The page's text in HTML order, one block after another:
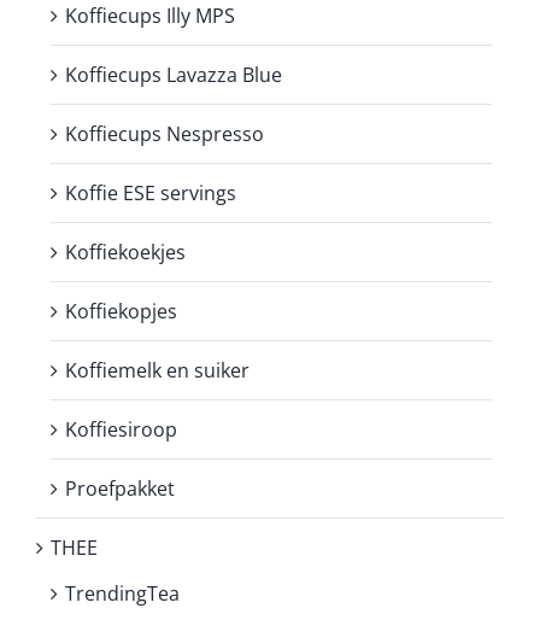
Koffiecups Illy MPS
Koffiecups Lavazza Blue
Koffiecups Nespresso
Koffie ESE servings
Koffiekoekjes
Koffiekopjes
Koffiemelk en suiker
Koffiesiroop
Proefpakket
THEE
TrendingTea